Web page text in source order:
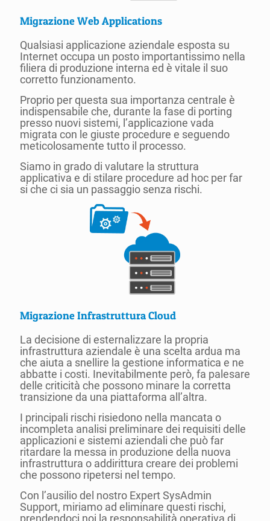
Migrazione Web Applications
Qualsiasi applicazione aziendale esposta su
Internet occupa un posto importantissimo nella
filiera di produzione interna ed è vitale il suo
corretto funzionamento.
Proprio per questa sua importanza centrale è
indispensabile che, durante la fase di porting
presso nuovi sistemi, l’applicazione vada
migrata con le giuste procedure e seguendo
meticolosamente tutto il processo.
Siamo in grado di valutare la struttura
applicativa e di stilare procedure ad hoc per far
si che ci sia un passaggio senza rischi.
Migrazione Infrastruttura Cloud
La decisione di esternalizzare la propria
infrastruttura aziendale è una scelta ardua ma
che aiuta a snellire la gestione informatica e ne
abbatte i costi. Inevitabilmente però, fa palesare
delle criticità che possono minare la corretta
transizione da una piattaforma all’altra.
I principali rischi risiedono nella mancata o
incompleta analisi preliminare dei requisiti delle
applicazioni e sistemi aziendali che può far
ritardare la messa in produzione della nuova
infrastruttura o addirittura creare dei problemi
che possono ripetersi nel tempo.
Con l’ausilio del nostro Expert SysAdmin
Support, miriamo ad eliminare questi rischi,
prendendoci noi la responsabilità operativa di